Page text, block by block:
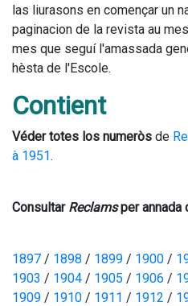
las liurasons en començar un
paginacion de la revista au
mes que seguí l'amassada
hèsta de l'Escole.
Contient
Véder totes los numeròs de
à 1951.
Consultar Reclams per annada
1897 / 1898 / 1899 / 1900 /
1903 / 1904 / 1905 / 1906 /
1909 / 1910 / 1911 / 1912 /